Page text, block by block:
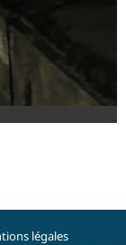
légales